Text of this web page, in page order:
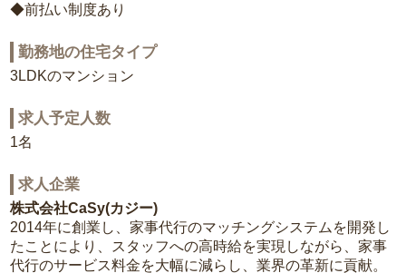
◆前払い制度あり
勤務地の住宅タイプ
3LDKのマンション
求人予定人数
1名
求人企業
株式会社CaSy(カジー)
2014年に創業し、家事代行のマッチングシステムを開発し
たことにより、スタッフへの高時給を実現しながら、家事
代行のサービス料金を大幅に減らし、業界の革新に貢献。